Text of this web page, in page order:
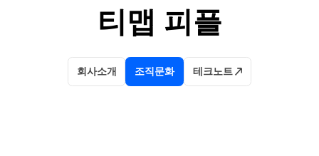
티맵 피플
회사소개 조직문화 테크노트